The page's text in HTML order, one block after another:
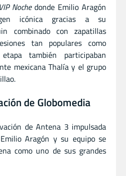
VIP Nochedonde Emilio Aragón
icónica gracias a su
combinado con zapatillas
tan populares como
también participaban
mexicana Thalía y el grupo
de Globomedia
de Antena 3 impulsada
Aragón y su equipo se
como uno de sus grandes